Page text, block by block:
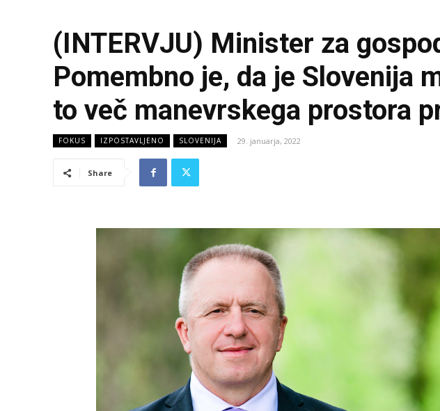
(INTERVJU) Minister za
Pomembno je, da je Slovenija
to več manevrskega prostora
FOKUS IZPOSTAVLJENO SLOVENIJA 29. januarja, 2022
Share